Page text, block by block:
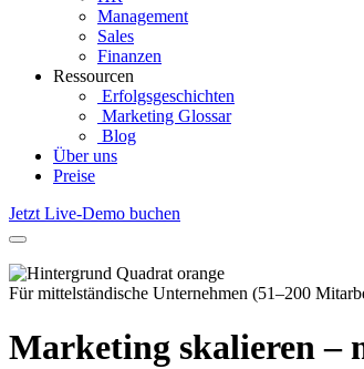
Management
Sales
Finanzen
Ressourcen
Erfolgsgeschichten
Marketing Glossar
Blog
Über uns
Preise
Jetzt Live-Demo buchen
Für mittelständische Unternehmen (51–200
Marketing skalieren –